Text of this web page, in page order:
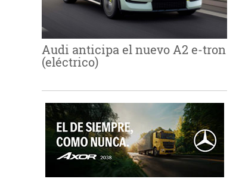
Audi anticipa el nuevo A2 e-tron
(eléctrico)